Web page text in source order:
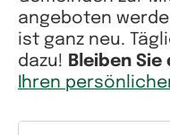
angeboten
ist ganz neu.
dazu! Bleiben Sie
Ihren